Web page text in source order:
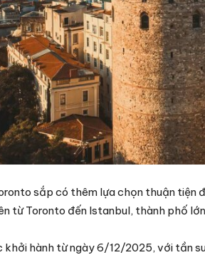
sắp có thêm lựa chọn thuận tiện
từ Toronto đến Istanbul, thành phố
khởi hành từ ngày 6/12/2025, với tần